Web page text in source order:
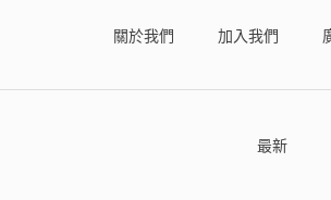
關於我們 加入我們
最新